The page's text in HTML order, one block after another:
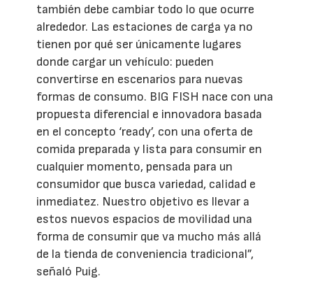
también debe cambiar todo lo que ocurre
alrededor. Las estaciones de carga ya no
tienen por qué ser únicamente lugares
donde cargar un vehículo: pueden
convertirse en escenarios para nuevas
formas de consumo. BIG FISH nace con una
propuesta diferencial e innovadora basada
en el concepto ‘ready’, con una oferta de
comida preparada y lista para consumir en
cualquier momento, pensada para un
consumidor que busca variedad, calidad e
inmediatez. Nuestro objetivo es llevar a
estos nuevos espacios de movilidad una
forma de consumir que va mucho más allá
de la tienda de conveniencia tradicional”,
señaló Puig.